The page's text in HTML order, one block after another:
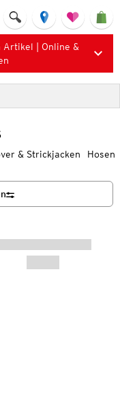
| Online &
& Strickjacken Hosen